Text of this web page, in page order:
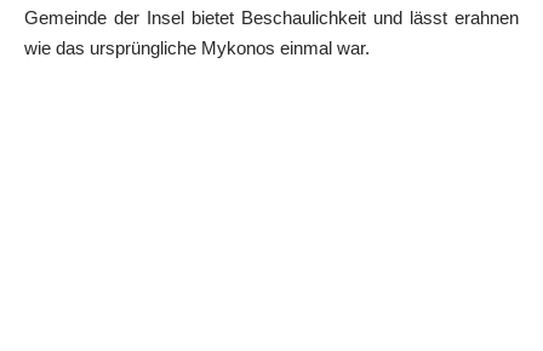
Gemeinde der Insel bietet Beschaulichkeit und lässt erahnen
wie das ursprüngliche Mykonos einmal war.